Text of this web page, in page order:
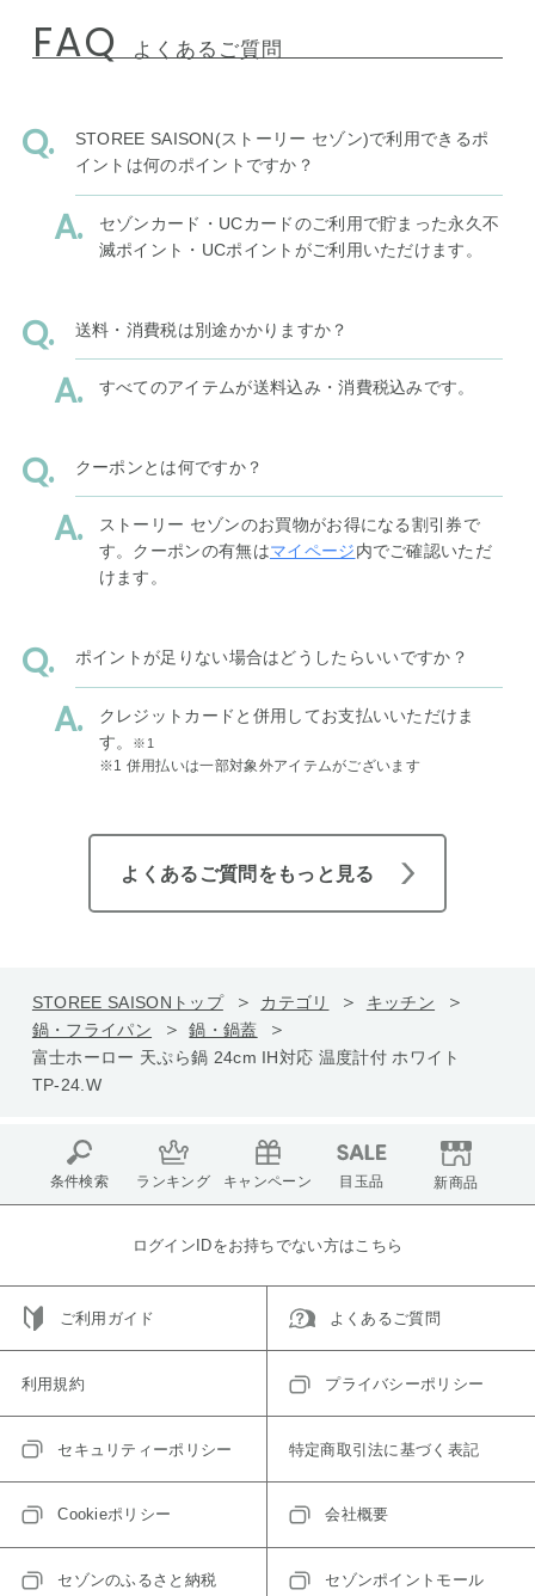
FAQ よくあるご質問
STOREE SAISON(ストーリー セゾン)で利用できるポ
イントは何のポイントですか？
セゾンカード・UCカードのご利用で貯まった永久不
滅ポイント・UCポイントがご利用いただけます。
送料・消費税は別途かかりますか？
すべてのアイテムが送料込み・消費税込みです。
クーポンとは何ですか？
ストーリー セゾンのお買物がお得になる割引券で
す。クーポンの有無はマイページ内でご確認いただ
けます。
ポイントが足りない場合はどうしたらいいですか？
クレジットカードと併用してお支払いいただけま
す。
※1
※1 併用払いは一部対象外アイテムがございます
よくあるご質問をもっと見る
STOREE SAISONトップ カテゴリ
キッチン
鍋・フライパン
鍋・鍋蓋
富士ホーロー 天ぷら鍋 24cm IH対応 温度計付 ホワイト
TP-24.W
条件検索 ランキング キャンペーン 目玉品 新商品
ログインIDをお持ちでない方はこちら
ご利用ガイド よくあるご質問
利用規約 プライバシーポリシー
セキュリティーポリシー 特定商取引法に基づく表記
Cookieポリシー 会社概要
セゾンのふるさと納税 セゾンポイントモール